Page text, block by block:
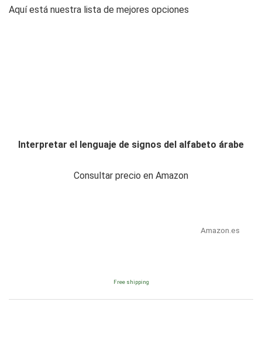
Aquí está nuestra lista de mejores opciones
Interpretar el lenguaje de signos del alfabeto árabe
Consultar precio en Amazon
Amazon.es
Free shipping